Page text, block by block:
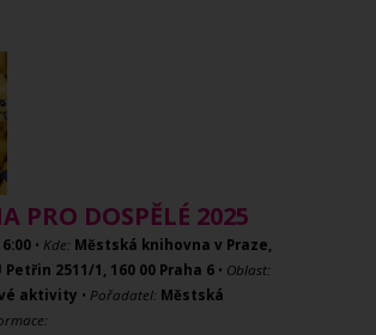
PRO DOSPĚLÉ 2025
• Kde: Městská knihovna v Praze,
2511/1, 160 00 Praha 6 • Oblast:
aktivity • Pořadatel: Městská